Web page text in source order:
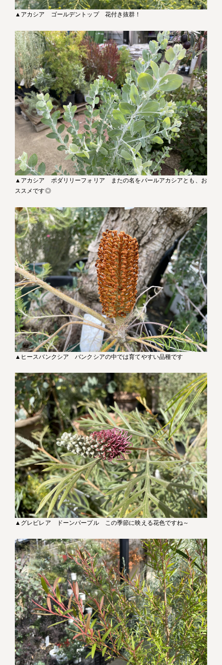
▲アカシア ゴールデントップ 花付き抜群！
▲アカシア ポダリリーフォリア またの名をパールアカシアとも、お
ススメです◎
▲ヒースバンクシア バンクシアの中では育てやすい品種です
▲グレビレア ドーンパープル この季節に映える花色ですね～